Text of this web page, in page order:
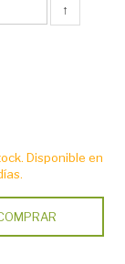
↑
Disponible en